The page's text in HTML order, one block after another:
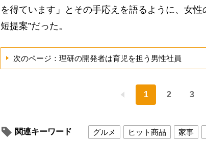
を得ています」とその手応えを語るように、女
短提案”だった。
次のページ：理研の開発者は育児を担う男性社員
1 2 3
関連キーワード グルメ ヒット商品 家事